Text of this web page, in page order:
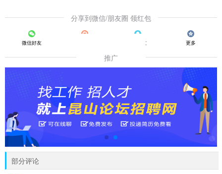
分享到微信/朋友圈 领红包
微信好友 QQ好友 更多
推广
部分评论